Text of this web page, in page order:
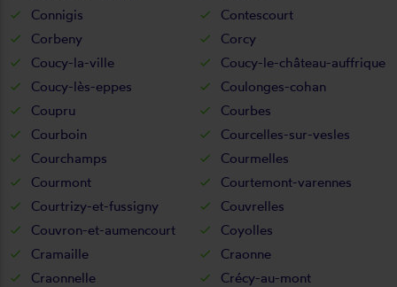
Connigis
Contescourt
Corbeny
Corcy
Coucy-la-ville
Coucy-le-château-auffrique
Coucy-lès-eppes
Coulonges-cohan
Coupru
Courbes
Courboin
Courcelles-sur-vesles
Courchamps
Courmelles
Courmont
Courtemont-varennes
Courtrizy-et-fussigny
Couvrelles
Couvron-et-aumencourt
Coyolles
Cramaille
Craonne
Craonnelle
Crécy-au-mont